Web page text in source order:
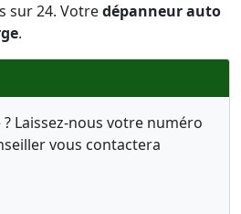
sur 24. Votredépanneur auto
.
Laissez-nous votre numéro
vous contactera